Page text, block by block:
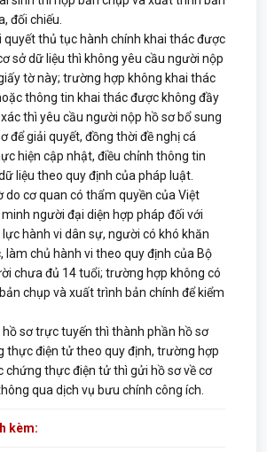
đối chiếu.
quyết thủ tục hành chính khai thác được
sở dữ liệu thì không yêu cầu người nộp
tờ này; trường hợp không khai thác
thông tin khai thác được không đầy
thì yêu cầu người nộp hồ sơ bổ sung
để giải quyết, đồng thời đề nghị cá
hiện cập nhật, điều chỉnh thông tin
liệu theo quy định của pháp luật.
do cơ quan có thẩm quyền của Việt
người đại diện hợp pháp đối với
hành vi dân sự, người có khó khăn
làm chủ hành vi theo quy định của Bộ
chưa đủ 14 tuổi; trường hợp không có
chụp và xuất trình bản chính để kiểm
sơ trực tuyến thì thành phần hồ sơ
thực điện tử theo quy định, trường hợp
chứng thực điện tử thì gửi hồ sơ về cơ
qua dịch vụ bưu chính công ích.
kèm: